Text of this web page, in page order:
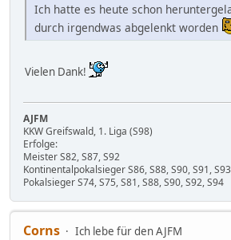
Ich hatte es heute schon
durch irgendwas abgelenkt worden
Vielen Dank!
AJFM
KKW Greifswald, 1. Liga (S98)
Erfolge:
Meister S82, S87, S92
Kontinentalpokalsieger S86, S88, S90, S91,
Pokalsieger S74, S75, S81, S88, S90, S92, S94
Corns
Ich lebe für den AJFM